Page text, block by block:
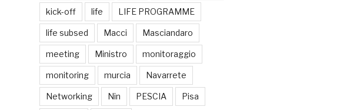
kick-off life LIFE PROGRAMME
life subsed Macci Masciandaro
meeting Ministro monitoraggio
monitoring murcia Navarrete
Networking Nin PESCIA Pisa